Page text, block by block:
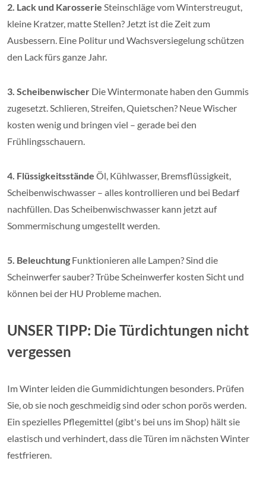
2. Lack und Karosserie Steinschläge vom Winterstreugut,
kleine Kratzer, matte Stellen? Jetzt ist die Zeit zum
Ausbessern. Eine Politur und Wachsversiegelung schützen
den Lack fürs ganze Jahr.
3. Scheibenwischer Die Wintermonate haben den Gummis
zugesetzt. Schlieren, Streifen, Quietschen? Neue Wischer
kosten wenig und bringen viel – gerade bei den
Frühlingsschauern.
4. Flüssigkeitsstände Öl, Kühlwasser, Bremsflüssigkeit,
Scheibenwischwasser – alles kontrollieren und bei Bedarf
nachfüllen. Das Scheibenwischwasser kann jetzt auf
Sommermischung umgestellt werden.
5. Beleuchtung Funktionieren alle Lampen? Sind die
Scheinwerfer sauber? Trübe Scheinwerfer kosten Sicht und
können bei der HU Probleme machen.
UNSER TIPP: Die Türdichtungen nicht
vergessen
Im Winter leiden die Gummidichtungen besonders. Prüfen
Sie, ob sie noch geschmeidig sind oder schon porös werden.
Ein spezielles Pflegemittel (gibt's bei uns im Shop) hält sie
elastisch und verhindert, dass die Türen im nächsten Winter
festfrieren.